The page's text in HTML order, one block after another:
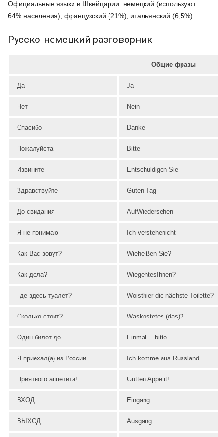
Официальные языки в Швейцарии: немецкий (используют
64% населения), французский (21%), итальянский (6,5%).
Русско-немецкий разговорник
Общие фразы
Да Ja
Нет Nein
Спасибо Danke
Пожалуйста Bitte
Извините Entschuldigen Sie
Здравствуйте Guten Tag
До свидания AufWiedersehen
Я не понимаю Ich verstehenicht
Как Вас зовут? Wieheißen Sie?
Как дела? WiegehtesIhnen?
Где здесь туалет? Woisthier die nächste Toilette?
Сколько стоит? Waskostetes (das)?
Один билет до... Einmal …bitte
Я приехал(а) из России Ich komme aus Russland
Приятного аппетита! Gutten Appetit!
ВХОД Eingang
ВЫХОД Ausgang